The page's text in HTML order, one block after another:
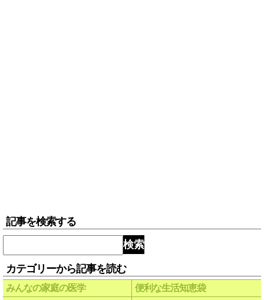
記事を検索する
検索
カテゴリーから記事を読む
みんなの家庭の医学 便利な生活知恵袋